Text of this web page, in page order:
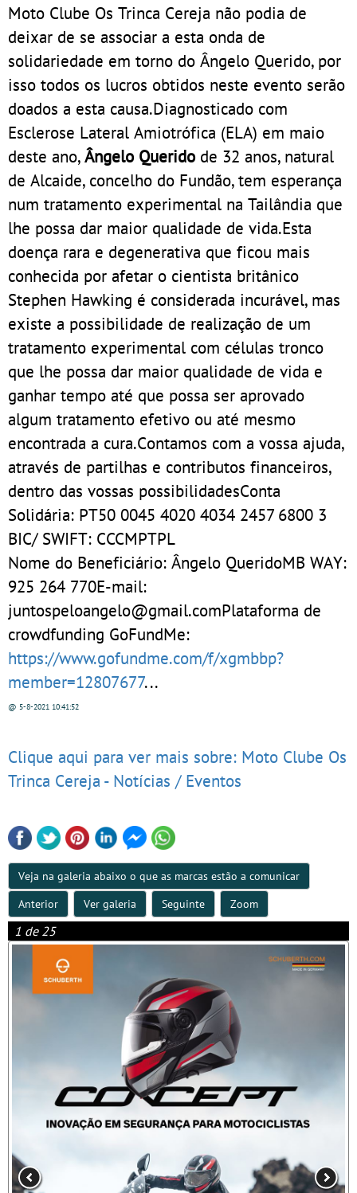
Moto Clube Os Trinca Cereja não podia de
deixar de se associar a esta onda de
solidariedade em torno do Ângelo Querido, por
isso todos os lucros obtidos neste evento serão
doados a esta causa.Diagnosticado com
Esclerose Lateral Amiotrófica (ELA) em maio
deste ano,Ângelo Querido de 32 anos, natural
de Alcaide, concelho do Fundão, tem esperança
num tratamento experimental na Tailândia que
lhe possa dar maior qualidade de vida.Esta
doença rara e degenerativa que ficou mais
conhecida por afetar o cientista britânico
Stephen Hawking é considerada incurável, mas
existe a possibilidade de realização de um
tratamento experimental com células tronco
que lhe possa dar maior qualidade de vida e
ganhar tempo até que possa ser aprovado
algum tratamento efetivo ou até mesmo
encontrada a cura.Contamos com a vossa ajuda,
através de partilhas e contributos financeiros,
dentro das vossas possibilidadesConta
Solidária: PT50 0045 4020 4034 2457 6800 3
BIC/ SWIFT: CCCMPTPL
Nome do Beneficiário: Ângelo QueridoMB WAY:
925 264 770E-mail:
juntospeloangelo@gmail.comPlataforma de
crowdfunding GoFundMe:
https://www.gofundme.com/f/xgmbbp?
member=12807677...
@ 5-8-2021 10:41:52
Clique aqui para ver mais sobre: Moto Clube Os
Trinca Cereja - Notícias / Eventos
Veja na galeria abaixo o que as marcas estão a comunicar
Anterior
Ver galeria Seguinte Zoom
1 de 25